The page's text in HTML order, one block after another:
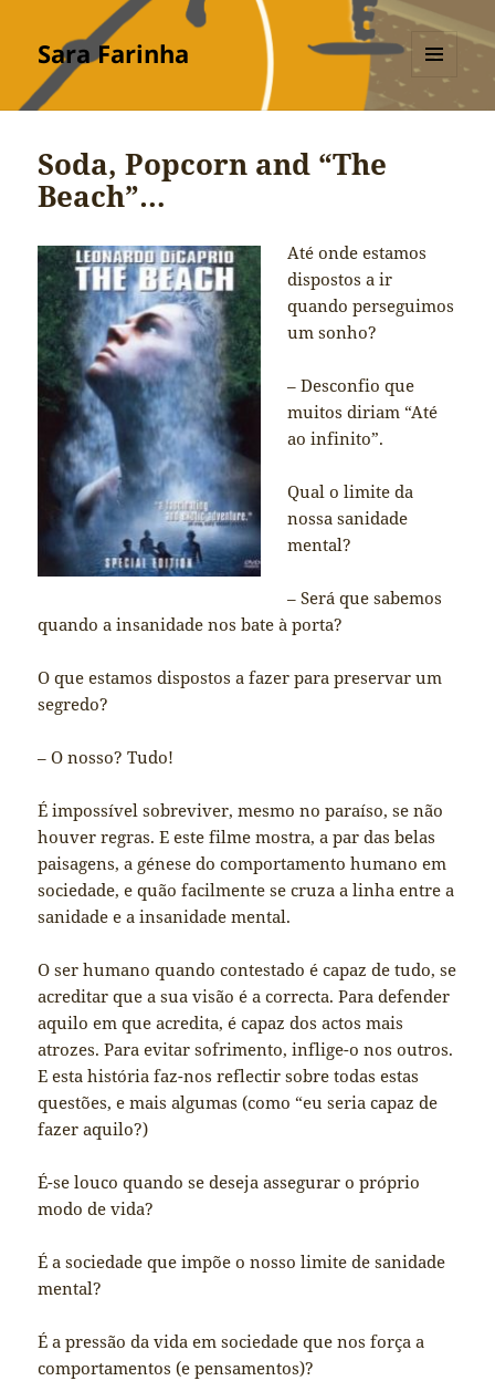
Sara Farinha
MENU
Soda, Popcorn and “The
Beach”…
Até onde estamos
dispostos a ir
quando perseguimos
um sonho?
– Desconfio que
muitos diriam “Até
ao infinito”.
Qual o limite da
nossa sanidade
mental?
– Será que sabemos
quando a insanidade nos bate à porta?
O que estamos dispostos a fazer para preservar um
segredo?
– O nosso? Tudo!
É impossível sobreviver, mesmo no paraíso, se não
houver regras. E este filme mostra, a par das belas
paisagens, a génese do comportamento humano em
sociedade, e quão facilmente se cruza a linha entre a
sanidade e a insanidade mental.
O ser humano quando contestado é capaz de tudo, se
acreditar que a sua visão é a correcta. Para defender
aquilo em que acredita, é capaz dos actos mais
atrozes. Para evitar sofrimento, inflige-o nos outros.
E esta história faz-nos reflectir sobre todas estas
questões, e mais algumas (como “eu seria capaz de
fazer aquilo?)
É-se louco quando se deseja assegurar o próprio
modo de vida?
É a sociedade que impõe o nosso limite de sanidade
mental?
É a pressão da vida em sociedade que nos força a
comportamentos (e pensamentos)?